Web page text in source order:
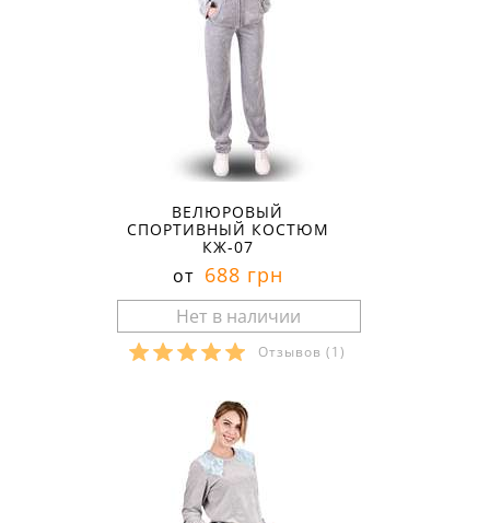
ВЕЛЮРОВЫЙ
СПОРТИВНЫЙ КОСТЮМ
КЖ-07
от 688 грн
Отзывов (1)